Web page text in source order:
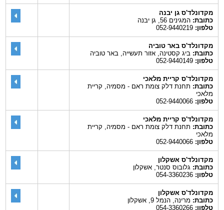
מקדונלד'ס גן יבנה
כתובת:המגינים 56, גן יבנה
טלפון:052-9440219
מקדונלד'ס באר טוביה
כתובת:ביג קסטינה, אזור תעשייה, באר טוביה
טלפון:052-9440149
מקדונלד'ס קריית מלאכי
כתובת:תחנת דלק צומת ראם - מסמיה, קריית
מלאכי
טלפון:052-9440066
מקדונלד'ס קריית מלאכי
כתובת:תחנת דלק צומת ראם - מסמיה, קריית
מלאכי
טלפון:052-9440066
מקדונלד'ס אשקלון
כתובת:גלובוס סנטר, אשקלון
טלפון:054-3360236
מקדונלד'ס אשקלון
כתובת:מרינה, הנמל 9, אשקלון
טלפון:054-3360266